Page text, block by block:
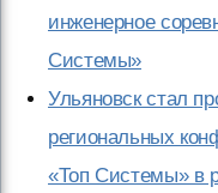
инженерное
Системы»
Ульяновск стал
региональных
«Топ Системы» в